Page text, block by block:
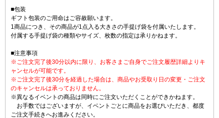
■包装
ギフト包装のご用命はご容赦願います。
1商品につき、その商品が1点入る大きさの手提げ袋を付属いたします。
付属する手提げ袋の種類やサイズ、枚数の指定は承りかねます。
■注意事項
※ご注文完了後30分以内に限り、お客さまご自身でご注文履歴詳細よりキ
ャンセルが可能です。
※ご注文完了後30分を経過した場合は、商品やお受取り日の変更・ご注文
のキャンセルは承っておりません。
※異なるイベントの商品は同時にご注文いただくことができかねます。
お手数ではございますが、イベントごとに商品をお選びいただき、都度
ご注文手続きへお進みください。